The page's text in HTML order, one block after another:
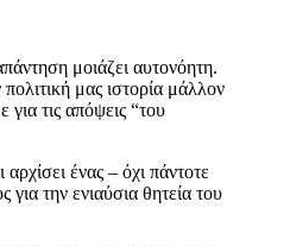
μοιάζει αυτονόητη.
μας ιστορία μάλλον
τις απόψεις “του
ένας – όχι πάντοτε
για την ενιαύσια θητεία του